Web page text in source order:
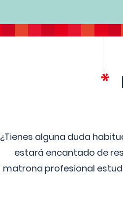
¿Tienes alguna duda
estará encantado de
matrona profesional